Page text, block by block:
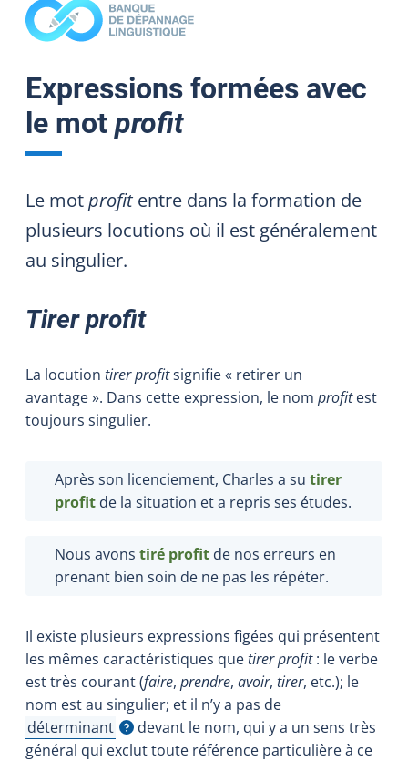
Expressions formées avec
le mot profit
Le motprofit entre dans la formation de
plusieurs locutions où il est généralement
au singulier.
Tirer profit
La locution tirer profitsignifie « retirer un
avantage ». Dans cette expression, le nom profitest
toujours singulier.
Après son licenciement, Charles a su tirer
profit de la situation et a repris ses études.
Nous avons tiré profit de nos erreurs en
prenant bien soin de ne pas les répéter.
Il existe plusieurs expressions figées qui présentent
les mêmes caractéristiques quetirer profit: le verbe
est très courant (faire, prendre, avoir, tirer, etc.); le
nom est au singulier; et il n’y a pas de
déterminant
Afficher l'infobulledevant le nom, qui y a un sens très
général qui exclut toute référence particulière à ce